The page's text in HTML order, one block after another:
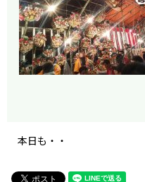
本日も・・